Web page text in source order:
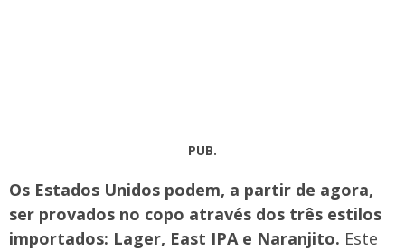
PUB.
Os Estados Unidos podem, a partir de agora,
ser provados no copo através dos três estilos
importados: Lager, East IPA e Naranjito. Este